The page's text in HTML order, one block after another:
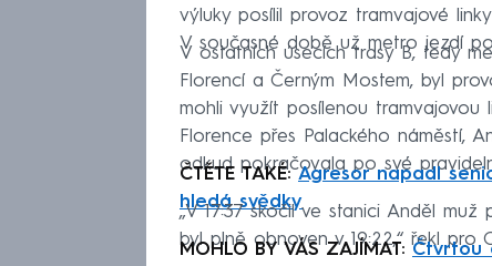
výluky posílil provoz tramvajové
V současné době už metro jezdí
V ostatních úsecích trasy B, tedy
Florencí a Černým Mostem, byl
mohli využít posílenou tramvajovou
Florence přes Palackého náměstí,
odkud pokračovala po své
ČTĚTE TAKÉ:Agresor napadl
hledá svědky
„V 17:37 skočil ve stanici Anděl
byl plně obnoven v 19:22,“ řekl pro
MOHLO BY VÁS ZAJÍMAT:Čtvrtou